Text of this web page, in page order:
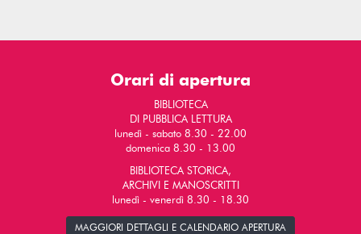
Orari di apertura
BIBLIOTECA
DI PUBBLICA LETTURA
lunedì - sabato 8.30 - 22.00
domenica 8.30 - 13.00
BIBLIOTECA STORICA,
ARCHIVI E MANOSCRITTI
lunedì - venerdì 8.30 - 18.30
MAGGIORI DETTAGLI E CALENDARIO APERTURA